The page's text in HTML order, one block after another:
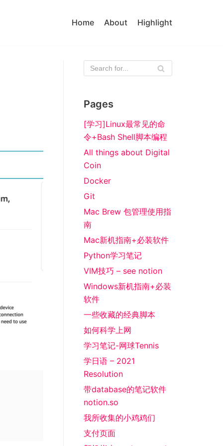
Home About Highlight
Pages
[学习]Linux最常见的命
令+Bash Shell脚本编程
All things about Digital
Coin
Docker
Git
Mac Brew 包管理使用指
南
Mac新机指南+必装软件
Python学习笔记
VIM技巧 – see notion
Windows新机指南+必装
软件
一些收藏的经典脚本
如何科学上网
学习笔记-网球Tennis
学日语 – 2021
Resolution
带database的笔记软件
notion.so
我所收集的小鸡鸡们
支付页面